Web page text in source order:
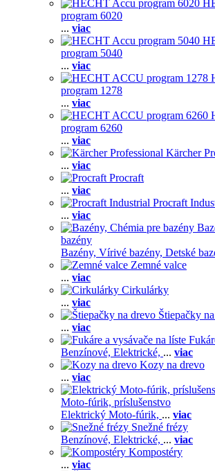
program 6020
... viac
program 5040
... viac
program 1278
... viac
program 6260
... viac
Kärcher
... viac
Procraft
... viac
Procraft
... viac
bazény
Bazény, Vírivé bazény, Detské
Zemné valce
... viac
Cirkulárky
... viac
Štiepačky
... viac
Benzínové, Elektrické, ... viac
Kozy na drevo
... viac
Moto-fúrik, príslušenstvo
Elektrický Moto-fúrik, ... viac
Snežné frézy
Benzínové, Elektrické, ... viac
Kompostéry
... viac